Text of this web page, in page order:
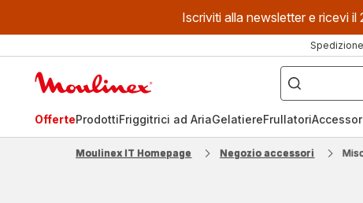
Iscriviti alla newsletter e ricevi
Cosa
stai
cercando?
OfferteProdottiFriggitrici ad AriaGelatiereFrullatori
Moulinex IT Homepage Negozio accessori